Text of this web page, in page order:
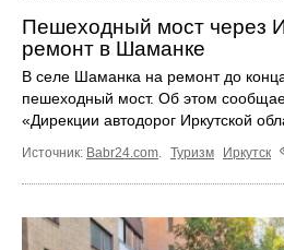
Пешеходный мост через
ремонт в Шаманке
В селе Шаманка на ремонт до
пешеходный мост. Об этом
«Дирекции автодорог Иркутской
Источник: Babr24.com Туризм Иркутск